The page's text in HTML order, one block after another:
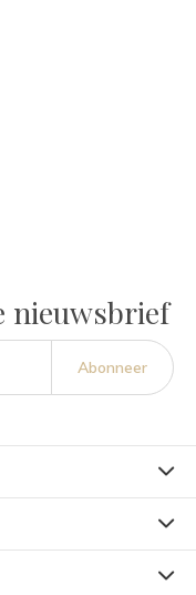
nieuwsbrief
Abonneer